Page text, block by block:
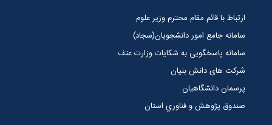
ارتباط با قائم مقام محترم وزیر علوم
سامانه جامع امور دانشجویان(سجاد)
سامانه پاسخگویی به شکایات وزارت عتف
شرکت های دانش بنیان
پرسمان دانشگاهیان
صندوق پژوهش و فناوري استان